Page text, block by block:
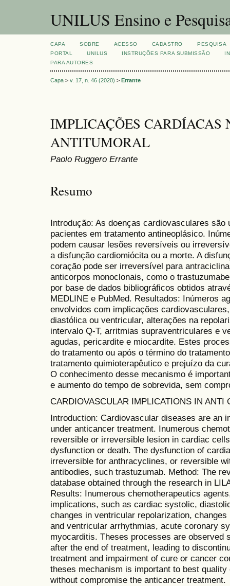
UNILUS Ensino e
CAPA SOBRE ACESSO CADASTRO
PESQUISA
PORTAL
UNILUS INSTRUÇÕES PARA SUBMISSÃO
PARA AUTORES
Capa > v. 17, n. 46 (2020) > Errante
IMPLICAÇÕES CARDÍACAS
ANTITUMORAL
Paolo Ruggero Errante
Resumo
Introdução: As doenças cardiovasculares
pacientes em tratamento antineoplásico.
podem causar lesões reversíveis ou
a disfunção cardiomiócita ou a morte. A
coração pode ser irreversível para
anticorpos monoclonais, como o
por base de dados bibliográficos obtidos
MEDLINE e PubMed. Resultados: Inúmeros
envolvidos com implicações
diastólica ou ventricular, alterações na
intervalo Q-T, arritmias supraventriculares e
agudas, pericardite e miocardite. Estes
do tratamento ou após o término do
tratamento quimioterapêutico e prejuízo da
O conhecimento desse mecanismo é
e aumento do tempo de sobrevida, sem
CARDIOVASCULAR IMPLICATIONS IN ANTI
Introduction: Cardiovascular diseases are an
under anticancer treatment. Inumerous
reversible or irreversible lesion in cardiac
dysfunction or death. The dysfunction of
irreversible for anthracyclines, or reversible
antibodies, such trastuzumab. Method: The
database obtained through the research in
Results: Inumerous chemotherapeutics
implications, such as cardiac systolic,
changes in ventricular repolarization,
and ventricular arrhythmias, acute coronary
myocarditis. Theses processes are observed
after the end of treatment, leading to
treatment and impairment of cure or cancer
theses mechanism is important to best
without compromise the anticancer treatment.